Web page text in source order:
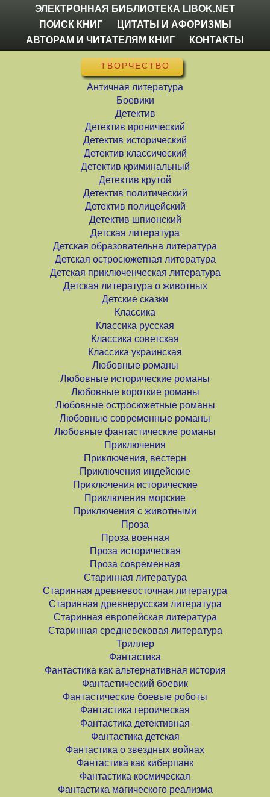
ЭЛЕКТРОННАЯ БИБЛИОТЕКА LIBOK.NET
ПОИСК КНИГ
ЦИТАТЫ И АФОРИЗМЫ
АВТОРАМ И ЧИТАТЕЛЯМ КНИГ
КОНТАКТЫ
ТВОРЧЕСТВО
Античная литература
Боевики
Детектив
Детектив иронический
Детектив исторический
Детектив классический
Детектив криминальный
Детектив крутой
Детектив политический
Детектив полицейский
Детектив шпионский
Детская литература
Детская образовательна литература
Детская остросюжетная литература
Детская приключенческая литература
Детская литература о животных
Детские сказки
Классика
Классика русская
Классика советская
Классика украинская
Любовные романы
Любовные исторические романы
Любовные короткие романы
Любовные остросюжетные романы
Любовные современные романы
Любовные фантастические романы
Приключения
Приключения, вестерн
Приключения индейские
Приключения исторические
Приключения морские
Приключения с животными
Проза
Проза военная
Проза историческая
Проза современная
Старинная литература
Старинная древневосточная литература
Старинная древнерусская литература
Старинная европейская литература
Старинная средневековая литература
Триллер
Фантастика
Фантастика как альтернативная история
Фантастический боевик
Фантастические боевые роботы
Фантастика героическая
Фантастика детективная
Фантастика детская
Фантастика о звездных войнах
Фантастика как киберпанк
Фантастика космическая
Фантастика магического реализма